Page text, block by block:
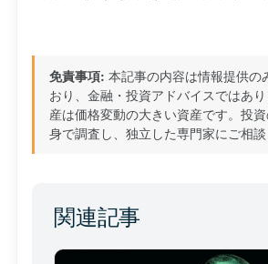
免責事項: 本記事の内容は情報提供の
おり、金融・投資アドバイスではあ
産は価格変動の大きい資産です。投
身で調査し、独立した専門家にご相談
関連記事